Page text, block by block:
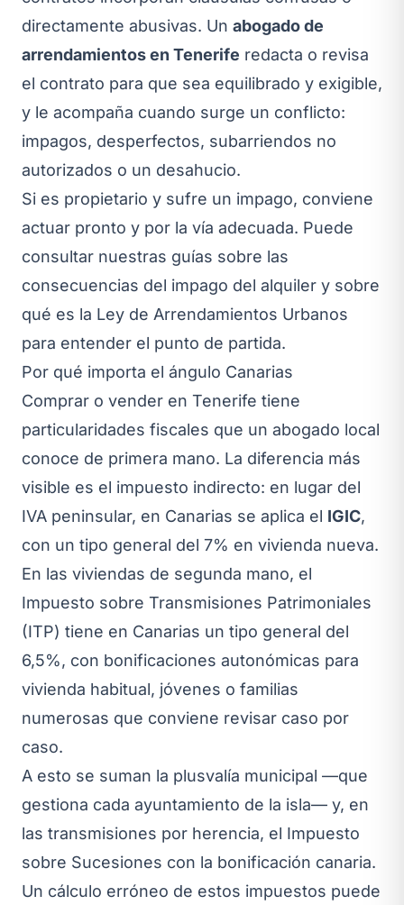
directamente abusivas. Un abogado de
arrendamientos en Tenerife redacta o revisa
el contrato para que sea equilibrado y exigible,
y le acompaña cuando surge un conflicto:
impagos, desperfectos, subarriendos no
autorizados o un desahucio.
Si es propietario y sufre un impago, conviene
actuar pronto y por la vía adecuada. Puede
consultar nuestras guías sobre las
consecuencias del impago del alquiler y sobre
qué es la Ley de Arrendamientos Urbanos
para entender el punto de partida.
Por qué importa el ángulo Canarias
Comprar o vender en Tenerife tiene
particularidades fiscales que un abogado local
conoce de primera mano. La diferencia más
visible es el impuesto indirecto: en lugar del
IVA peninsular, en Canarias se aplica el IGIC,
con un tipo general del 7% en vivienda nueva.
En las viviendas de segunda mano, el
Impuesto sobre Transmisiones Patrimoniales
(ITP) tiene en Canarias un tipo general del
6,5%, con bonificaciones autonómicas para
vivienda habitual, jóvenes o familias
numerosas que conviene revisar caso por
caso.
A esto se suman la plusvalía municipal —que
gestiona cada ayuntamiento de la isla— y, en
las transmisiones por herencia, el Impuesto
sobre Sucesiones con la bonificación canaria.
Un cálculo erróneo de estos impuestos puede